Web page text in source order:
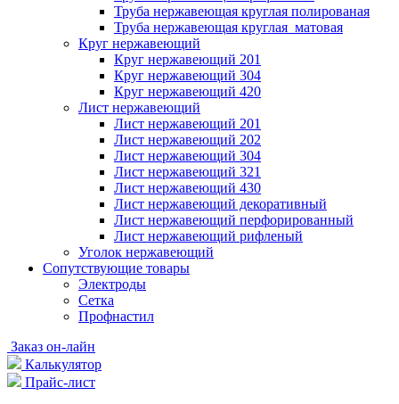
Труба нержавеющая круглая полированая
Труба нержавеющая круглая матовая
Круг нержавеющий
Круг нержавеющий 201
Круг нержавеющий 304
Круг нержавеющий 420
Лист нержавеющий
Лист нержавеющий 201
Лист нержавеющий 202
Лист нержавеющий 304
Лист нержавеющий 321
Лист нержавеющий 430
Лист нержавеющий декоративный
Лист нержавеющий перфорированный
Лист нержавеющий рифленый
Уголок нержавеющий
Cопутствующие товары
Электроды
Сетка
Профнастил
Заказ он-лайн
Калькулятор
Прайс-лист